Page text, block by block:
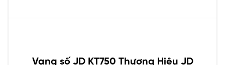
Vang số JD KT750 Thương Hiệu JD